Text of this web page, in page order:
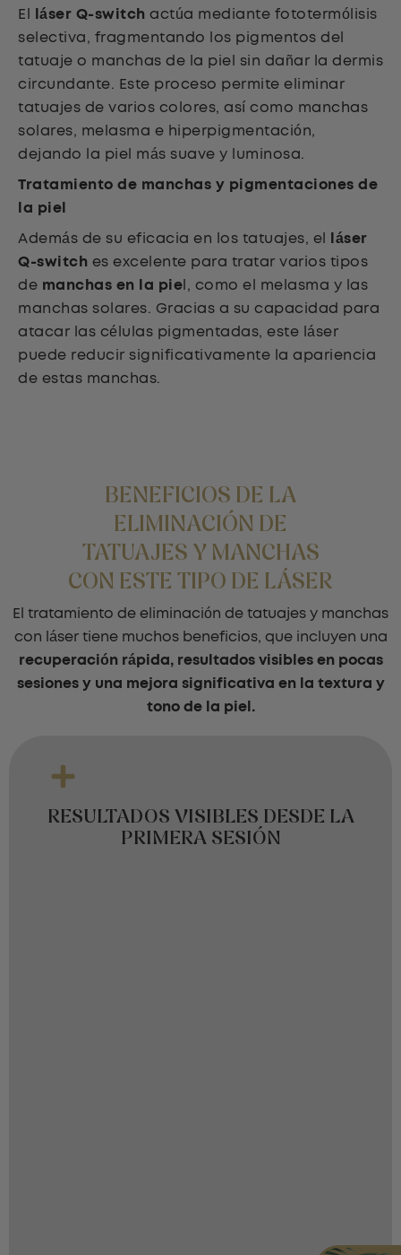
El láser Q-switch actúa mediante fototermólisis
selectiva, fragmentando los pigmentos del
tatuaje o manchas de la piel sin dañar la dermis
circundante. Este proceso permite eliminar
tatuajes de varios colores, así como manchas
solares, melasma e hiperpigmentación,
dejando la piel más suave y luminosa.
Tratamiento de manchas y pigmentaciones de
la piel
Además de su eficacia en los tatuajes, el
láser
Q-switch es excelente para tratar varios tipos
de manchas en la pie l, como el melasma y las
manchas solares. Gracias a su capacidad para
atacar las células pigmentadas, este láser
puede reducir significativamente la apariencia
de estas manchas.
BENEFICIOS DE LA
ELIMINACIÓN DE
TATUAJES Y MANCHAS
CON ESTE TIPO DE LÁSER
El tratamiento de eliminación de tatuajes y manchas
con láser tiene muchos beneficios, que incluyen una
recuperación rápida, resultados visibles en pocas
sesiones y una mejora significativa en la textura y
tono de la piel.
RESULTADOS VISIBLES DESDE LA
PRIMERA SESIÓN